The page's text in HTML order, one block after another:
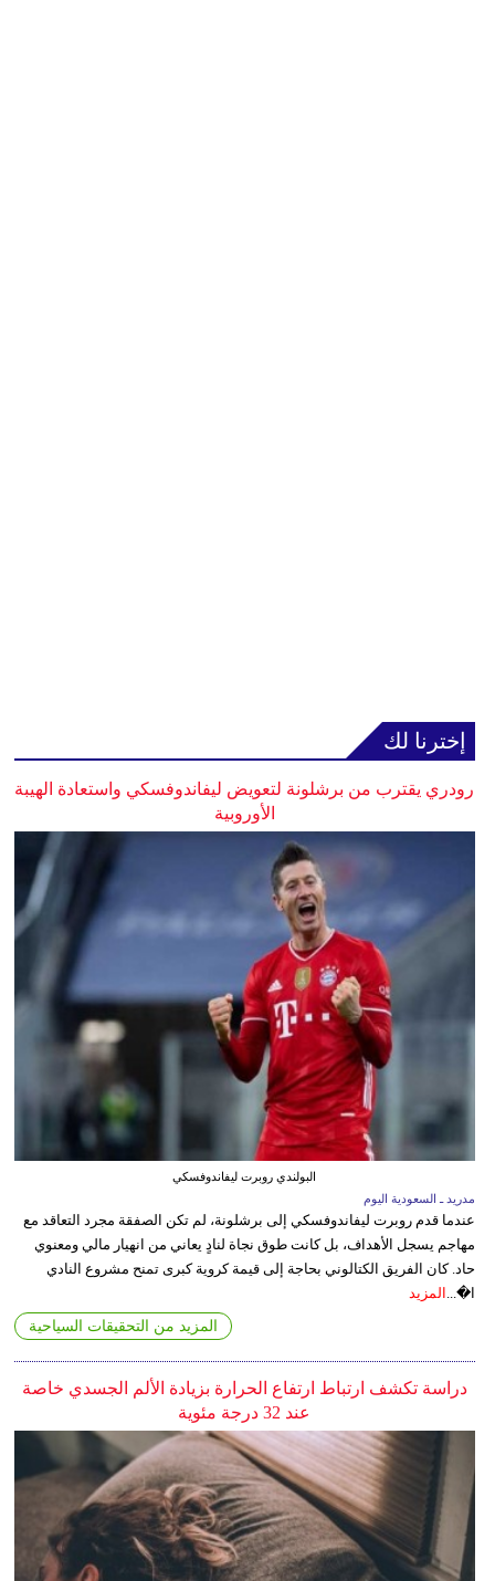
إخترنا لك
رودري يقترب من برشلونة لتعويض ليفاندوفسكي واستعادة الهيبة
الأوروبية
البولندي روبرت ليفاندوفسكي
مدريد ـ السعودية اليوم
عندما قدم روبرت ليفاندوفسكي إلى برشلونة، لم تكن الصفقة مجرد التعاقد مع
مهاجم يسجل الأهداف، بل كانت طوق نجاة لنادٍ يعاني من انهيار مالي ومعنوي
حاد. كان الفريق الكتالوني بحاجة إلى قيمة كروية كبرى تمنح مشروع النادي
ا�...
المزيد
المزيد من التحقيقات السياحية
دراسة تكشف ارتباط ارتفاع الحرارة بزيادة الألم الجسدي خاصة
عند 32 درجة مئوية